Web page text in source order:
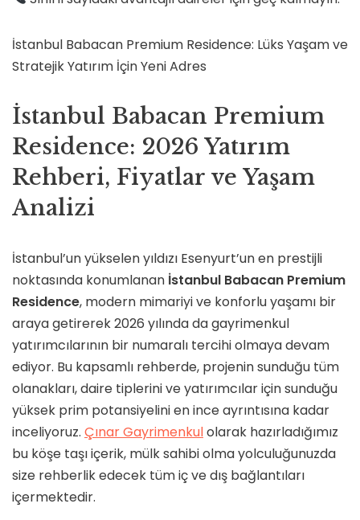
İstanbul Babacan Premium Residence: Lüks Yaşam ve
Stratejik Yatırım İçin Yeni Adres
İstanbul Babacan Premium
Residence: 2026 Yatırım
Rehberi, Fiyatlar ve Yaşam
Analizi
İstanbul’un yükselen yıldızı Esenyurt’un en prestijli
noktasında konumlanan İstanbul Babacan Premium
Residence, modern mimariyi ve konforlu yaşamı bir
araya getirerek 2026 yılında da gayrimenkul
yatırımcılarının bir numaralı tercihi olmaya devam
ediyor. Bu kapsamlı rehberde, projenin sunduğu tüm
olanakları, daire tiplerini ve yatırımcılar için sunduğu
yüksek prim potansiyelini en ince ayrıntısına kadar
inceliyoruz. Çınar Gayrimenkulolarak hazırladığımız
bu köşe taşı içerik, mülk sahibi olma yolculuğunuzda
size rehberlik edecek tüm iç ve dış bağlantıları
içermektedir.